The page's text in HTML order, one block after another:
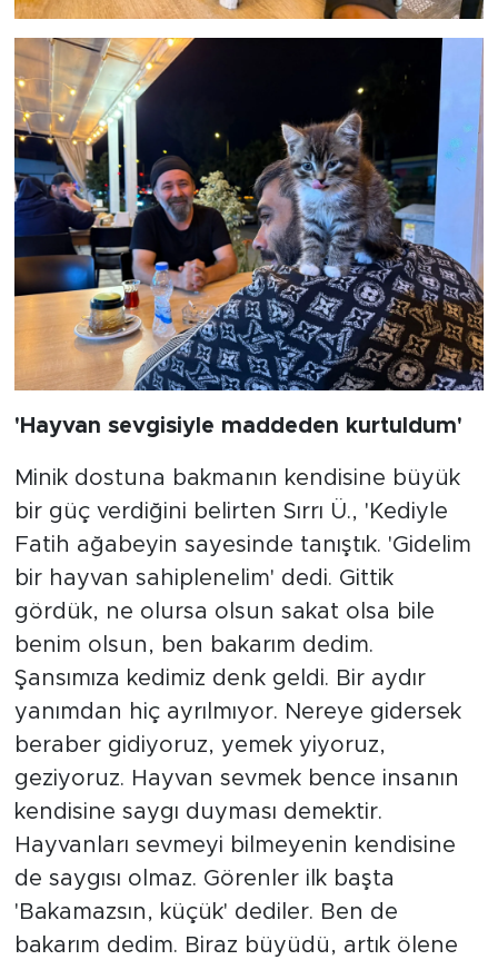
'Hayvan sevgisiyle maddeden kurtuldum'
Minik dostuna bakmanın kendisine büyük
bir güç verdiğini belirten Sırrı Ü., 'Kediyle
Fatih ağabeyin sayesinde tanıştık. 'Gidelim
bir hayvan sahiplenelim' dedi. Gittik
gördük, ne olursa olsun sakat olsa bile
benim olsun, ben bakarım dedim.
Şansımıza kedimiz denk geldi. Bir aydır
yanımdan hiç ayrılmıyor. Nereye gidersek
beraber gidiyoruz, yemek yiyoruz,
geziyoruz. Hayvan sevmek bence insanın
kendisine saygı duyması demektir.
Hayvanları sevmeyi bilmeyenin kendisine
de saygısı olmaz. Görenler ilk başta
'Bakamazsın, küçük' dediler. Ben de
bakarım dedim. Biraz büyüdü, artık ölene